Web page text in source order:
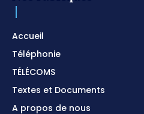
Accueil
Téléphonie
TÉLÉCOMS
Textes et Documents
A propos de nous